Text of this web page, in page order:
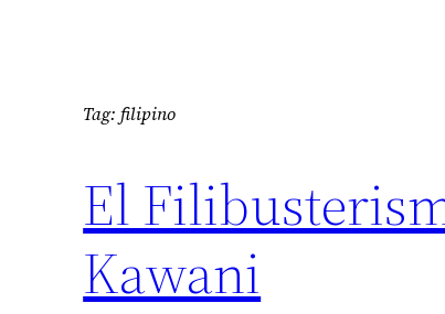
Tag:filipino
El
Kawani